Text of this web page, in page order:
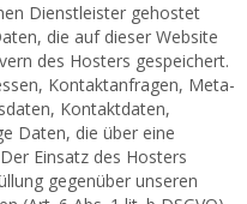
Dienstleister gehostet
die auf dieser Website
des Hosters gespeichert.
Kontaktanfragen, Meta-
Kontaktdaten,
Daten, die über eine
Einsatz des Hosters
gegenüber unseren